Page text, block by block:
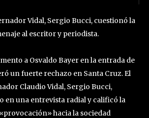
Vidal, Sergio Bucci, cuestionó la
al escritor y periodista.
a Osvaldo Bayer en la entrada de
un fuerte rechazo en Santa Cruz. El
Claudio Vidal, Sergio Bucci,
en una entrevista radial y calificó la
hacia la sociedad